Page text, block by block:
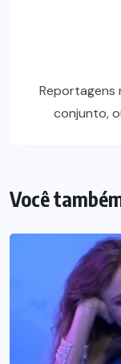
Reportagens
conjunto,
Você